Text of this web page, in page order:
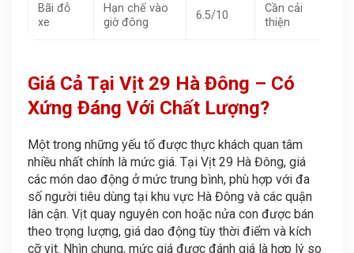
Bãi đỗ
xe
Hạn chế vào
giờ đông
6.5/10
Cần cải
thiện
Giá Cả Tại Vịt 29 Hà Đông – Có
Xứng Đáng Với Chất Lượng?
Một trong những yếu tố được thực khách quan tâm
nhiều nhất chính là mức giá. Tại Vịt 29 Hà Đông, giá
các món dao động ở mức trung bình, phù hợp với đa
số người tiêu dùng tại khu vực Hà Đông và các quận
lân cận. Vịt quay nguyên con hoặc nửa con được bán
theo trọng lượng, giá dao động tùy thời điểm và kích
cỡ vịt. Nhìn chung, mức giá được đánh giá là hợp lý so